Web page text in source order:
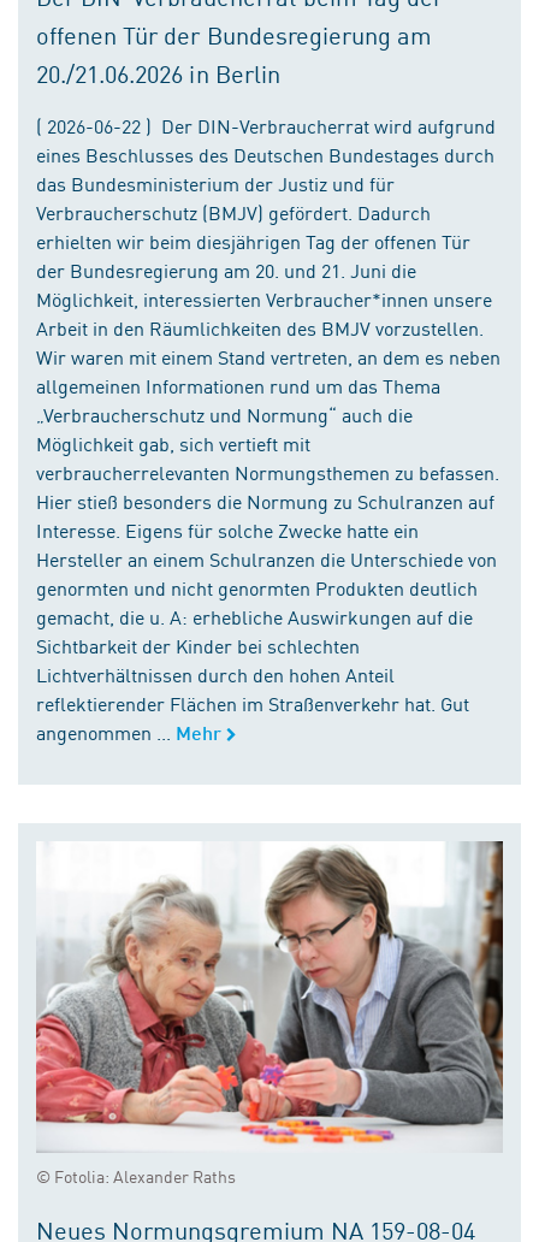
offenen Tür der Bundesregierung am
20./21.06.2026 in Berlin
( 2026-06-22 ) Der DIN-Verbraucherrat wird aufgrund
eines Beschlusses des Deutschen Bundestages durch
das Bundesministerium der Justiz und für
Verbraucherschutz (BMJV) gefördert. Dadurch
erhielten wir beim diesjährigen Tag der offenen Tür
der Bundesregierung am 20. und 21. Juni die
Möglichkeit, interessierten Verbraucher*innen unsere
Arbeit in den Räumlichkeiten des BMJV vorzustellen.
Wir waren mit einem Stand vertreten, an dem es neben
allgemeinen Informationen rund um das Thema
„Verbraucherschutz und Normung“ auch die
Möglichkeit gab, sich vertieft mit
verbraucherrelevanten Normungsthemen zu befassen.
Hier stieß besonders die Normung zu Schulranzen auf
Interesse. Eigens für solche Zwecke hatte ein
Hersteller an einem Schulranzen die Unterschiede von
genormten und nicht genormten Produkten deutlich
gemacht, die u. A: erhebliche Auswirkungen auf die
Sichtbarkeit der Kinder bei schlechten
Lichtverhältnissen durch den hohen Anteil
reflektierender Flächen im Straßenverkehr hat. Gut
angenommen ...
Mehr
© Fotolia: Alexander Raths
Neues Normungsgremium NA 159-08-04